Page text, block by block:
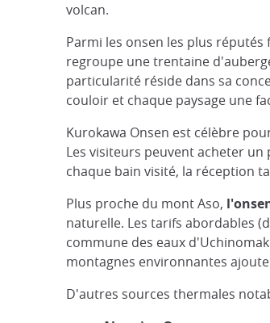
volcan.
Parmi les onsen les plus réputés
regroupe une trentaine
particularité réside dans sa
couloir et chaque paysage une
Kurokawa Onsen est célèbre
Les visiteurs peuvent acheter
chaque bain visité, la réception
Plus proche du mont Aso,
naturelle. Les tarifs abordables
commune des eaux
montagnes environnantes
D'autres sources thermales